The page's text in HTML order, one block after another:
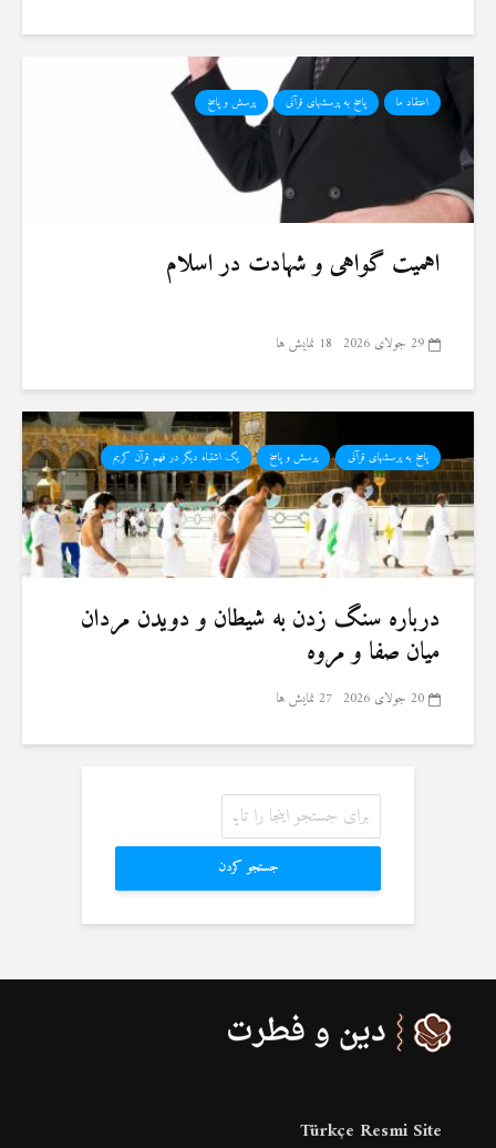
اعتقاد ما پاسخ به پرسشهای قرآنی پرسش و پاسخ
اهمیت گواهی و شهادت در اسلام
29 جولای 2026 18 نمایش ها
پاسخ به پرسشهای قرآنی پرسش و پاسخ یک اشتباه دیگر در فهم قرآن کریم
درباره سنگ زدن به شیطان و دویدن مردان
میان صفا و مروه
20 جولای 2026 27 نمایش ها
جستجو کردن
Türkçe Resmi Site